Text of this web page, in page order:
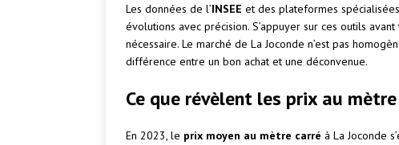
Les données de l’INSEE et des plateformes
évolutions avec précision. S’appuyer sur ces outils
nécessaire. Le marché de La Joconde n’est pas
différence entre un bon achat et une déconvenue.
Ce que révèlent les prix au
En 2023, le prix moyen au mètre carré à La Joconde